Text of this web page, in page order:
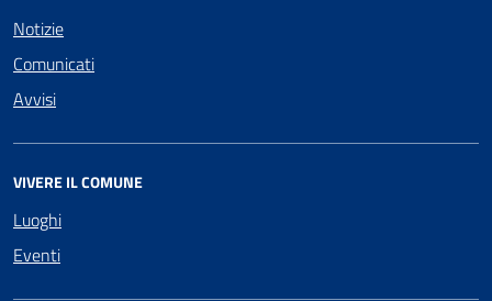
Notizie
Comunicati
Avvisi
VIVERE IL COMUNE
Luoghi
Eventi